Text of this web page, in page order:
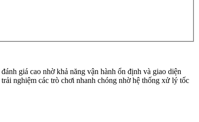
giá cao nhờ khả năng vận hành ổn định và giao diện
nghiệm các trò chơi nhanh chóng nhờ hệ thống xử lý tốc